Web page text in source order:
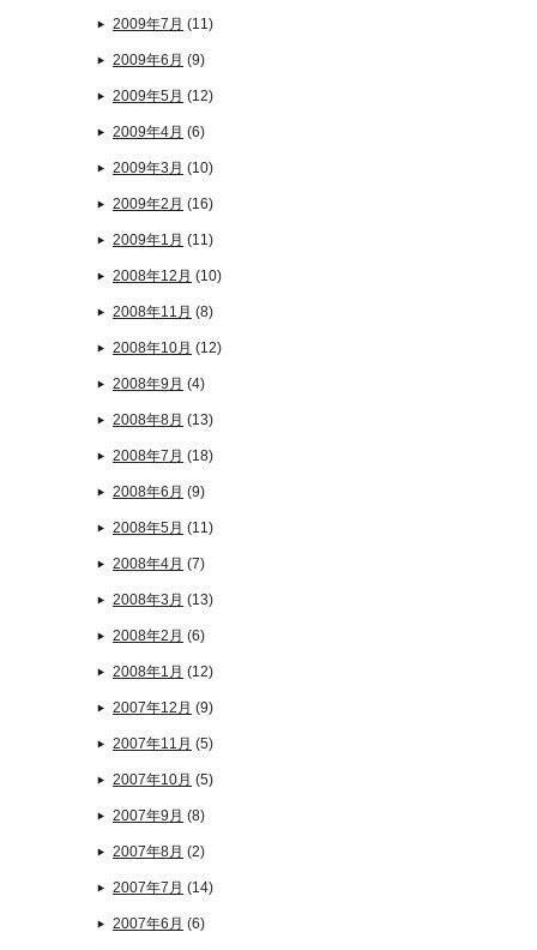
2009年7月 (11)
2009年6月 (9)
2009年5月 (12)
2009年4月 (6)
2009年3月 (10)
2009年2月 (16)
2009年1月 (11)
2008年12月 (10)
2008年11月 (8)
2008年10月 (12)
2008年9月 (4)
2008年8月 (13)
2008年7月 (18)
2008年6月 (9)
2008年5月 (11)
2008年4月 (7)
2008年3月 (13)
2008年2月 (6)
2008年1月 (12)
2007年12月 (9)
2007年11月 (5)
2007年10月 (5)
2007年9月 (8)
2007年8月 (2)
2007年7月 (14)
2007年6月 (6)